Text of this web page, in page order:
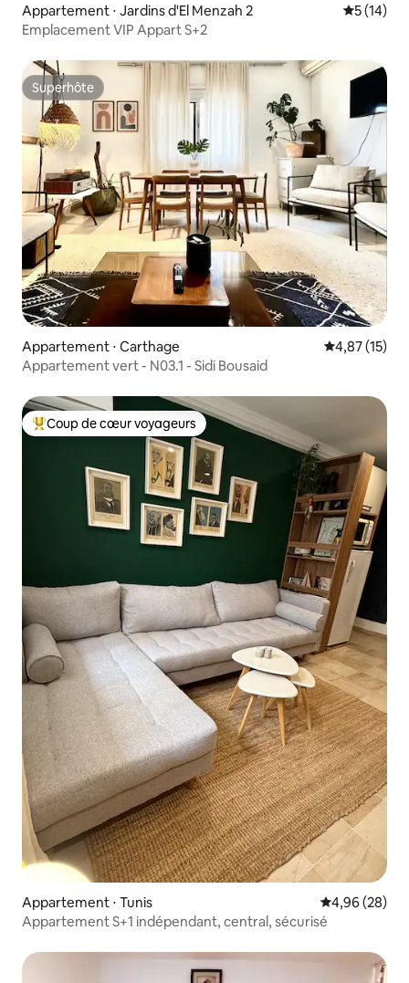
Appartement ⋅ Jardins d'El Menzah 2
5 (14)
Emplacement VIP Appart S+2
Superhôte
Superhôte
Appartement ⋅ Carthage Évaluation
4,87 (15)
Appartement vert - N03.1 - Sidi Bousaid
Coups de cœur voyageurs les plus appréciés
Coup de cœur voyageurs
Appartement ⋅ Tunis Évaluation
4,96 (28)
Appartement S+1 indépendant, central, sécurisé